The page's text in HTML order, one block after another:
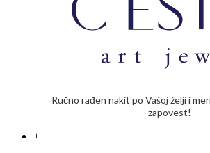
Ručno rađen nakit po Vašoj želji i
zapovest!
+